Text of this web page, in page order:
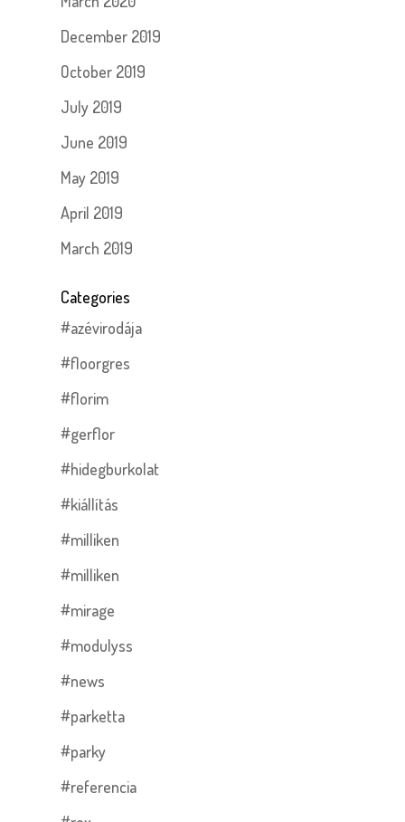
December 2019
October 2019
July 2019
June 2019
May 2019
April 2019
March 2019
Categories
#azévirodája
#floorgres
#florim
#gerflor
#hidegburkolat
#kiállítás
#milliken
#milliken
#mirage
#modulyss
#news
#parketta
#parky
#referencia